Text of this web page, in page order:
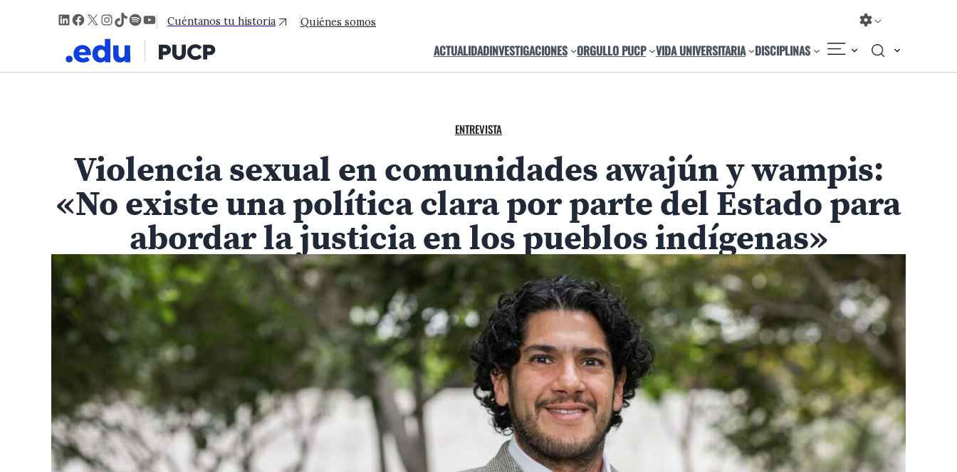
LinkedIn
Facebook
X Instagram
TikTok
Spotify
YouTube
Cuéntanos tu historia Quiénes somos
ACTUALIDADINVESTIGACIONES ORGULLO PUCP VIDA UNIVERSITARIA DISCIPLINAS
ENTREVISTA
Violencia sexual en comunidades awajún y wampis:
«No existe una política clara por parte del Estado para
abordar la justicia en los pueblos indígenas»